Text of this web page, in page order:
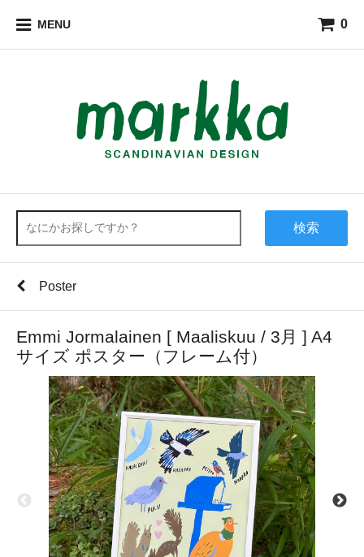
MENU 0
検索
Poster
Emmi Jormalainen [ Maaliskuu / 3月 ] A4
サイズ ポスター（フレーム付）